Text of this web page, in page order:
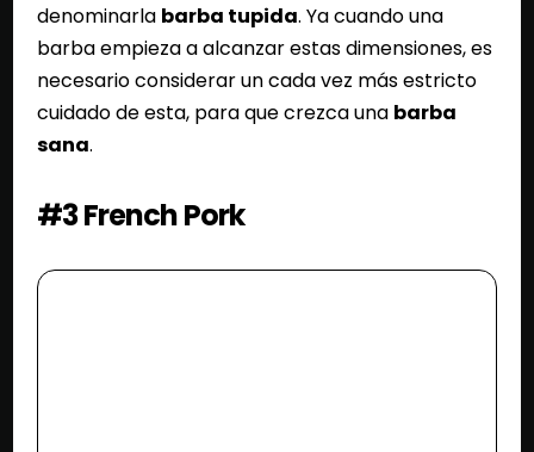
denominarla barba tupida. Ya cuando una
barba empieza a alcanzar estas dimensiones, es
necesario considerar un cada vez más estricto
cuidado de esta, para que crezca una barba
sana.
#3 French Pork